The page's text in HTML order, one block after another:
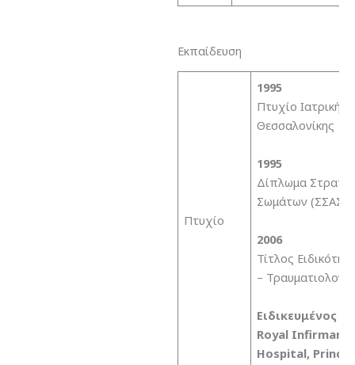
Εκπαίδευση
Πτυχίο
1995
Πτυχίο Ιατρικής
Θεσσαλονίκης
1995
Δίπλωμα
Σωμάτων (ΣΣΑΣ)
2006
Τίτλος
–
Ειδικευμένος
Royal Infirmary,
Hospital,